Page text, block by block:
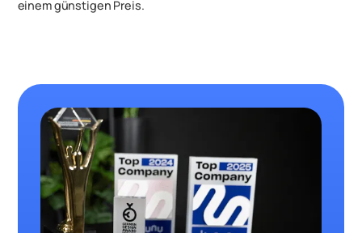
einem günstigen Preis.